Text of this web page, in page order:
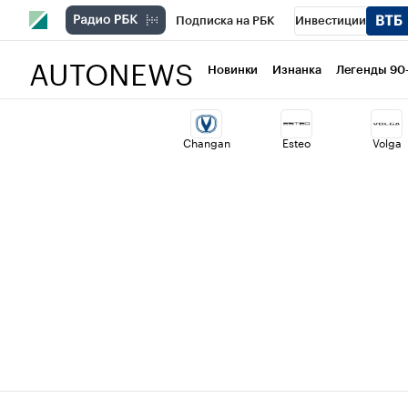
Подписка на РБК Инвестиции
Национальные проекты Город
Кредитные рейтинги Франшизы
AUTONEWS Новинки Изнанка Легенды
Changan Esteo Volga